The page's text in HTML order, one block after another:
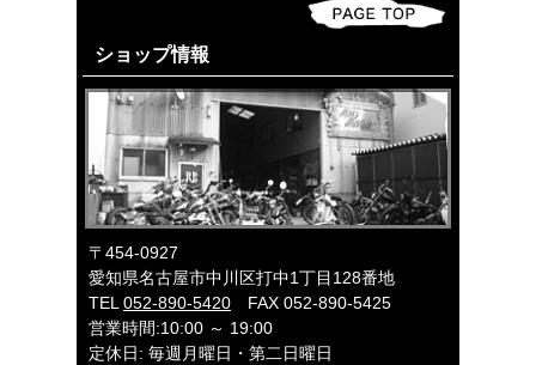
ショップ情報
〒454-0927
愛知県名古屋市中川区打中1丁目128番地
TEL052-890-5420 FAX 052-890-5425
営業時間:10:00 ～ 19:00
定休日: 毎週月曜日・第二日曜日